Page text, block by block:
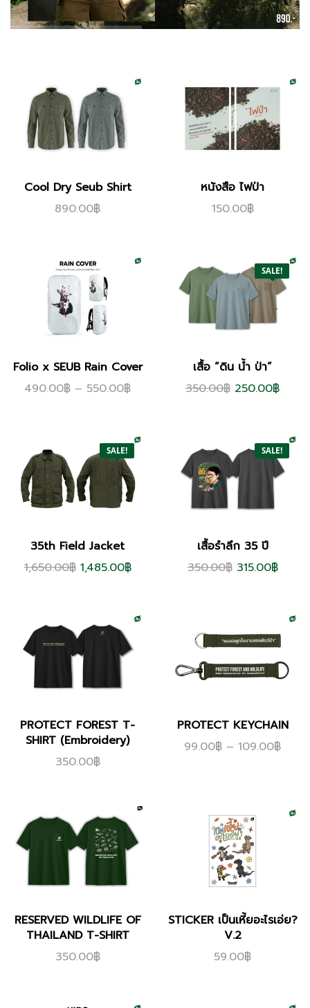
Cool Dry Seub Shirt
890.00฿
หนังสือ ไฟป่า
150.00฿
Folio x SEUB Rain Cover
490.00฿ – 550.00฿
SALE!
เสื้อ “ดิน น้ำ ป่า”
350.00฿ 250.00฿
SALE!
35th Field Jacket
1,650.00฿ 1,485.00฿
SALE!
เสื้อรำลึก 35 ปี
350.00฿ 315.00฿
PROTECT FOREST T-
SHIRT (Embroidery)
350.00฿
PROTECT KEYCHAIN
99.00฿ – 109.00฿
RESERVED WILDLIFE OF
THAILAND T-SHIRT
350.00฿
STICKER เป็นเหี้ยอะไรเอ่ย?
V.2
59.00฿